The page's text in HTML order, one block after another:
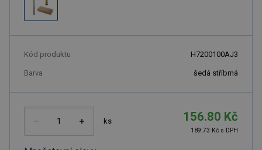
Kód produktu H7200100AJ3
Barva šedá stříbrná
ks 156.80 Kč
189.73 Kč s DPH